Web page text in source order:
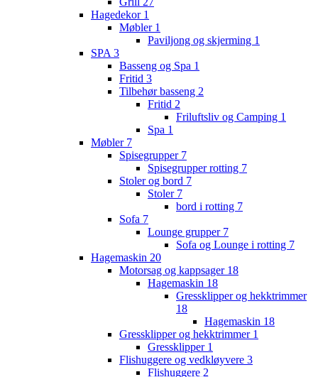
Hagedekor 1
Møbler 1
Paviljong og skjerming 1
SPA 3
Basseng og Spa 1
Fritid 3
Tilbehør basseng 2
Fritid 2
Friluftsliv og Camping 1
Spa 1
Møbler 7
Spisegrupper 7
Spisegrupper rotting 7
Stoler og bord 7
Stoler 7
bord i rotting 7
Sofa 7
Lounge grupper 7
Sofa og Lounge i rotting 7
Hagemaskin 20
Motorsag og kappsager 18
Hagemaskin 18
Gressklipper og hekktrimmer
18
Hagemaskin 18
Gressklipper og hekktrimmer 1
Gressklipper 1
Flishuggere og vedkløyvere 3
Flishuggere 2